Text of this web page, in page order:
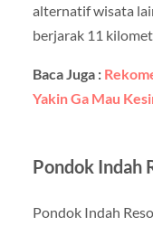
alternatif wisata
berjarak 11
Baca Juga :
Yakin Ga Mau
Pondok Indah
Pondok Indah